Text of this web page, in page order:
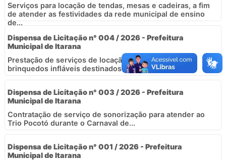
Serviços para locação de tendas, mesas e cadeiras, a fim
de atender as festividades da rede municipal de ensino
de...
Dispensa de Licitação n° 004 / 2026 - Prefeitura
Municipal de Itarana
Prestação de serviços de locação e operação de
brinquedos infláveis destinados...
Dispensa de Licitação n° 003 / 2026 - Prefeitura
Municipal de Itarana
Contratação de serviço de sonorização para atender ao
Trio Pocotó durante o Carnaval de...
Dispensa de Licitação n° 001 / 2026 - Prefeitura
Municipal de Itarana